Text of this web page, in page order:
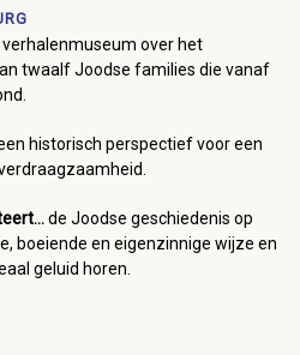
verhalenmuseum over het
twaalf Joodse families die vanaf
historisch perspectief voor een
de Joodse geschiedenis op
boeiende en eigenzinnige wijze en
geluid horen.